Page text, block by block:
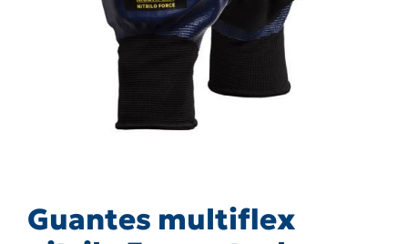
Guantes multiflex